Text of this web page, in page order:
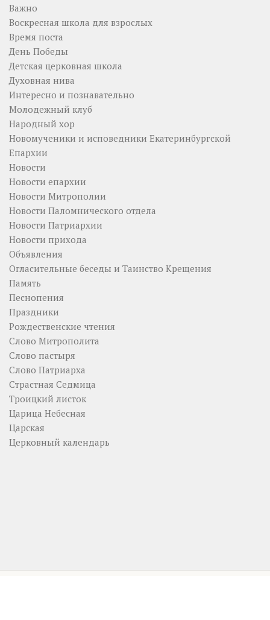
Важно
Воскресная школа для взрослых
Время поста
День Победы
Детская церковная школа
Духовная нива
Интересно и познавательно
Молодежный клуб
Народный хор
Новомученики и исповедники Екатеринбургской
Епархии
Новости
Новости епархии
Новости Митрополии
Новости Паломнического отдела
Новости Патриархии
Новости прихода
Объявления
Огласительные беседы и Таинство Крещения
Память
Песнопения
Праздники
Рождественские чтения
Слово Митрополита
Слово пастыря
Слово Патриарха
Страстная Седмица
Троицкий листок
Царица Небесная
Царская
Церковный календарь